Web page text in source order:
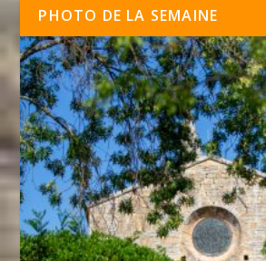
PHOTO DE LA SEMAINE